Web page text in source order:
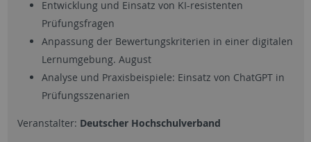
Entwicklung und Einsatz von KI-resistenten
Prüfungsfragen
Anpassung der Bewertungskriterien in einer digitalen
Lernumgebung. August
Analyse und Praxisbeispiele: Einsatz von ChatGPT in
Prüfungsszenarien
Veranstalter: Deutscher Hochschulverband